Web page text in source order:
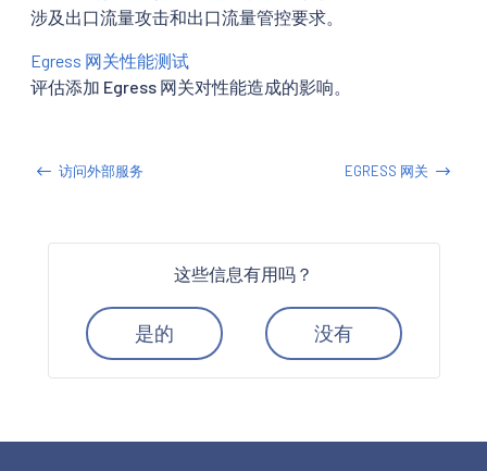
涉及出口流量攻击和出口流量管控要求。
Egress 网关性能测试
评估添加 Egress 网关对性能造成的影响。
访问外部服务 EGRESS 网关
这些信息有用吗？
是的 没有